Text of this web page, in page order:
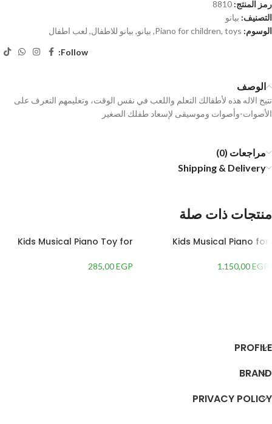
رمز المنتج: 8810
التصنيف: بيانو
الوسوم:
Piano for children, toys
, بيانو, بيانو للاطفال, لعب اطفال
Follow:
الوصف
تتيح الاله هذه لأطفالك التعلم واللعب في نفس الوقت، وتعليمهم التعرف على
الأصوات-وأصوات وموسيقى لإسعاد طفلك الصغير
مراجعات (0)
Shipping & Delivery
منتجات ذات صلة
Kids Musical Piano for
1.150,00EGP
Kids Musical Piano Toy for
285,00EGP
PROFILE
BRAND
PRIVACY POLICY